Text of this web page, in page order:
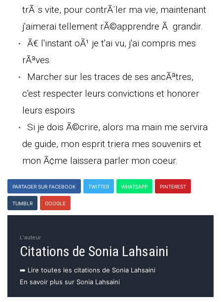
trÃ¨s vite, pour contrÃ´ler ma vie, maintenant
j'aimerai tellement rÃ©apprendre Ã grandir.
Ã€ l'instant oÃ¹ je t'ai vu, j'ai compris mes
rÃªves.
Marcher sur les traces de ses ancÃªtres,
c'est respecter leurs convictions et honorer
leurs espoirs
Si je dois Ã©crire, alors ma main me servira
de guide, mon esprit triera mes souvenirs et
mon Ã¢me laissera parler mon coeur.
PARTAGER SUR FACEBOOK TWITTER WHATSAPP PINTEREST
TUMBLR GOOGLE
L'auteur
Citations de Sonia Lahsaini
➡️ Lire toutes les citations de Sonia Lahsaini
En savoir plus sur Sonia Lahsaini